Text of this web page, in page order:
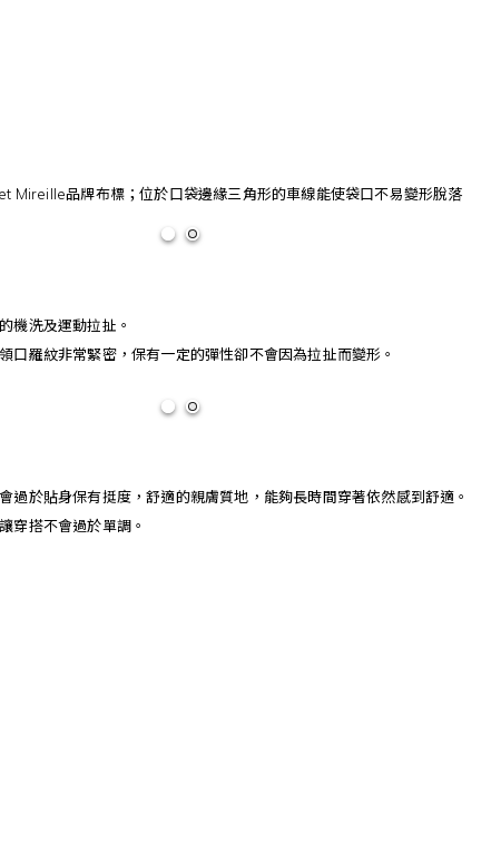
Mireille品牌布標；位於口袋邊緣三角形的車線能使袋口不易變形脫落
機洗及運動拉扯。
羅紋非常緊密，保有一定的彈性卻不會因為拉扯而變形。
過於貼身保有挺度，舒適的親膚質地，能夠長時間穿著依然感到舒適。
穿搭不會過於單調。